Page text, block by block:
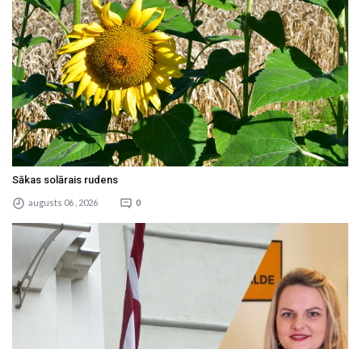
Sākas solārais rudens
augusts 06 , 2026 0